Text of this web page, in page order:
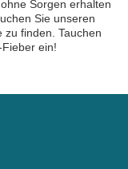
Sorgen erhalten
Sie unseren
zu finden. Tauchen
ein!